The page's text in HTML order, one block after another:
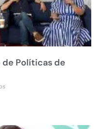
Políticas de